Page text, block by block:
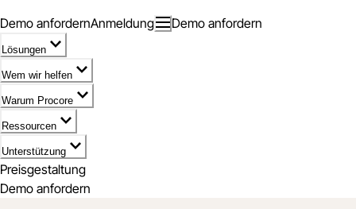
Demo anfordernAnmeldung Demo anfordern
Lösungen
Wem wir helfen
Warum Procore
Ressourcen
Unterstützung
Preisgestaltung
Demo anfordern